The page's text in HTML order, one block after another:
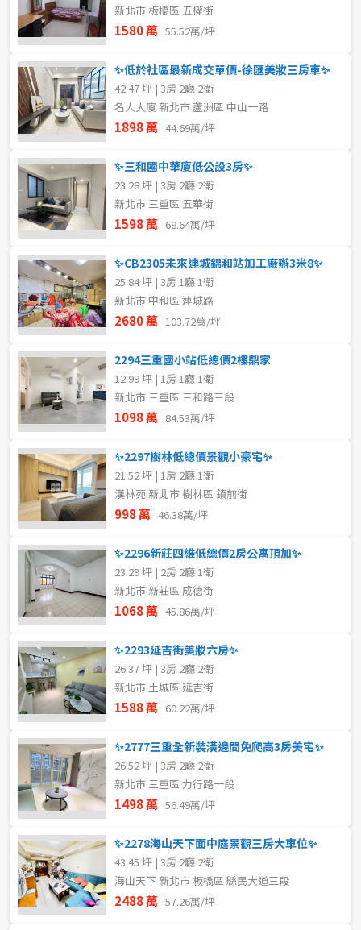
新北市 板橋區 五權街
1580 萬 55.52萬/坪
✨低於社區最新成交單價-徐匯美妝三房車✨
42.47 坪 | 3房 2廳 2衛
名人大廈 新北市 蘆洲區 中山一路
1898 萬 44.69萬/坪
✨三和國中華廈低公設3房✨
23.28 坪 | 3房 2廳 2衛
新北市 三重區 五華街
1598 萬 68.64萬/坪
✨CB2305未來連城錦和站加工廠辦3米8✨
25.84 坪 | 3房 1廳 1衛
新北市 中和區 連城路
2680 萬 103.72萬/坪
2294三重國小站低總價2樓鼎家
12.99 坪 | 1房 1廳 1衛
新北市 三重區 三和路三段
1098 萬 84.53萬/坪
✨2297樹林低總價景觀小豪宅✨
21.52 坪 | 1房 2廳 1衛
漢林苑 新北市 樹林區 鎮前街
998 萬 46.38萬/坪
✨2296新莊四維低總價2房公寓頂加✨
23.29 坪 | 2房 2廳 1衛
新北市 新莊區 成德街
1068 萬 45.86萬/坪
✨2293延吉街美妝六房✨
26.37 坪 | 3房 2廳 2衛
新北市 土城區 延吉街
1588 萬 60.22萬/坪
✨2777三重全新裝潢邊間免爬高3房美宅✨
26.52 坪 | 3房 2廳 2衛
新北市 三重區 力行路一段
1498 萬 56.49萬/坪
✨2278海山天下面中庭景觀三房大車位✨
43.45 坪 | 3房 2廳 2衛
海山天下 新北市 板橋區 縣民大道三段
2488 萬 57.26萬/坪